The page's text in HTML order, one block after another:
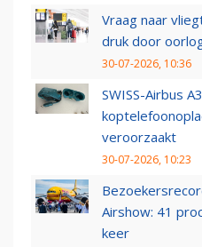
Vraag naar
druk door
30-07-2026, 10:36
SWISS-Airbus
veroorzaakt
30-07-2026, 10:23
Airshow: 41
keer